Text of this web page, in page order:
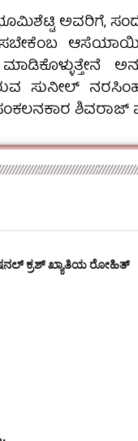
ಅವರಿಗೆ,
ಸುನೀಲ್
ಶಿವರಾಜ್
ಕ್ರಶ್ ಖ್ಯಾತಿಯ ರೋಹಿತ್